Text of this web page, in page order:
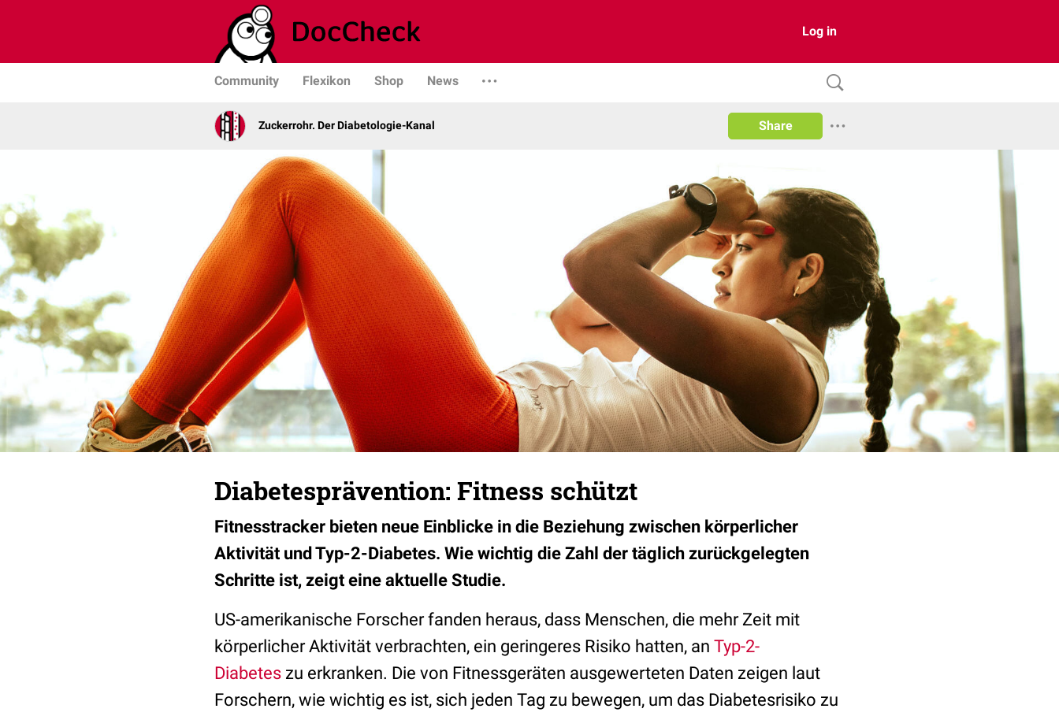
Log in
Community Flexikon Shop News
Zuckerrohr. Der Diabetologie-Kanal Share
Diabetesprävention: Fitness schützt
Fitnesstracker bieten neue Einblicke in die Beziehung zwischen körperlicher
Aktivität und Typ-2-Diabetes. Wie wichtig die Zahl der täglich zurückgelegten
Schritte ist, zeigt eine aktuelle Studie.
US-amerikanische Forscher fanden heraus, dass Menschen, die mehr Zeit mit
körperlicher Aktivität verbrachten, ein geringeres Risiko hatten, an Typ-2-
Diabetes zu erkranken. Die von Fitnessgeräten ausgewerteten Daten zeigen laut
Forschern, wie wichtig es ist, sich jeden Tag zu bewegen, um das Diabetesrisiko zu